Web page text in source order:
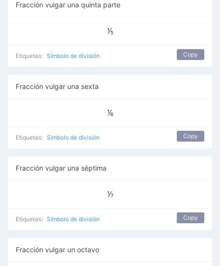
Fracción vulgar una quinta parte
⅕
Etiquetas: Símbolo de división Copy
Fracción vulgar una sexta
⅙
Etiquetas: Símbolo de división Copy
Fracción vulgar una séptima
⅐
Etiquetas: Símbolo de división Copy
Fracción vulgar un octavo